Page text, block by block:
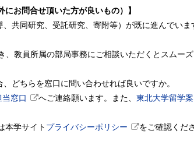
にお問合せ頂いた方が良いもの）】
共同研究、受託研究、寄附等）が既に進んでい
、教員所属の部局事務にご相談いただくとスムーズ
どちらを窓口に問い合わせれば良いですか。
当窓口 へご連絡願います。また、 東北大学留学
本学サイト プライバシーポリシー をご確認くだ